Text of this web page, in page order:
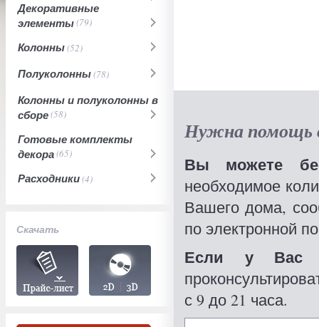
Декоративные
элементы(79)
Колонны(52)
Полуколонны(78)
Колонны и полуколонны в
сборе(58)
Готовые комплекты
декора(65)
Расходники(4)
Скачать
Нужна помощь
Вы можете
необходимое
Вашего дома,
по электронной
Если у Вас
с 9 до 21 часа.